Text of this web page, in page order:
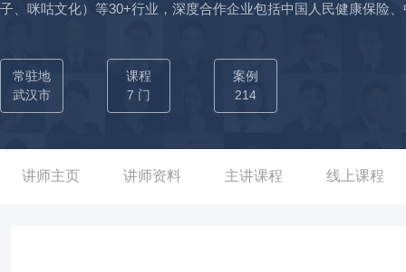
子、咪咕文化）等30+行业，深度合作企业包括中国人民健康保险
习矩阵”，灵活运用剧本杀、沙盘推演、翻转课堂等创新形式，结
知、压力管理等核心能力。典型课程《职场局中局》系列通过情
能力，广受企业高管与新生代员工好评。
常驻地
武汉市
课程
7 门
案例
214
讲师主页 讲师资料 主讲课程 线上课程